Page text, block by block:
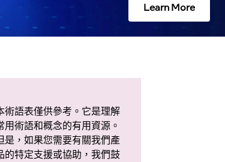
Learn More
術語表僅供參考。它是理解
用術語和概念的有用資源。
是，如果您需要有關我們產
的特定支援或協助，我們鼓